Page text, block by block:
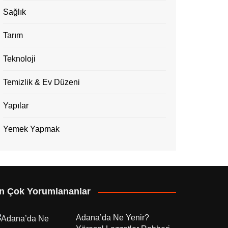
Sağlık
Tarım
Teknoloji
Temizlik & Ev Düzeni
Yapılar
Yemek Yapmak
Çok Yorumlananlar
Adana’da Ne Yenir?